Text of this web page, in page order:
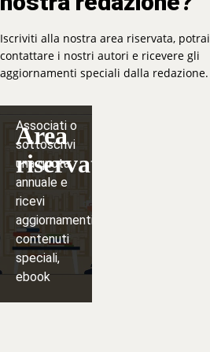
Iscriviti alla nostra area riservata, potrai
contattare i nostri autori e ricevere gli
aggiornamenti speciali dalla redazione.
Area
riservata
Associati o
sottoscrivi
una quota
annuale e
ricevi
aggiornamenti,
contenuti
speciali,
ebook